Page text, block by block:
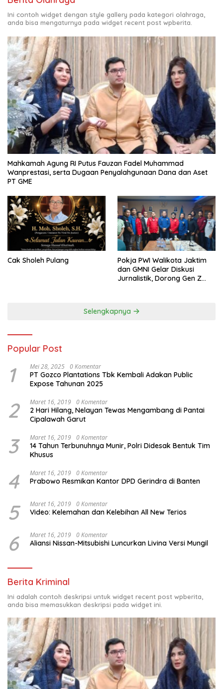
Ini contoh widget dengan style gallery pada kategori olahraga,
anda bisa mengaturnya pada widget recent post wpberita.
Mahkamah Agung RI Putus Fauzan Fadel Muhammad
Wanprestasi, serta Dugaan Penyalahgunaan Dana dan Aset
PT GME
Cak Sholeh Pulang
Pokja PWI Walikota Jaktim
dan GMNI Gelar Diskusi
Jurnalistik, Dorong Gen Z
Selengkapnya
Popular Post
1 Mei 28, 2025 0 Komentar
PT Gozco Plantations Tbk Kembali Adakan Public
Expose Tahunan 2025
2 Maret 16, 2019 0 Komentar
2 Hari Hilang, Nelayan Tewas Mengambang di Pantai
Cipalawah Garut
3 Maret 16, 2019 0 Komentar
14 Tahun Terbunuhnya Munir, Polri Didesak Bentuk Tim
Khusus
4 Maret 16, 2019 0 Komentar
Prabowo Resmikan Kantor DPD Gerindra di Banten
5 Maret 16, 2019 0 Komentar
Video: Kelemahan dan Kelebihan All New Terios
6 Maret 16, 2019 0 Komentar
Aliansi Nissan-Mitsubishi Luncurkan Livina Versi Mungil
Berita Kriminal
Ini adalah contoh deskripsi untuk widget recent post wpberita,
anda bisa memasukkan deskripsi pada widget ini.